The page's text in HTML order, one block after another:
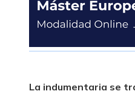
La indumentaria se